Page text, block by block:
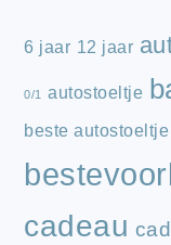
6 jaar 12 jaar
0/1 autostoeltje
beste autostoeltje
cadeau